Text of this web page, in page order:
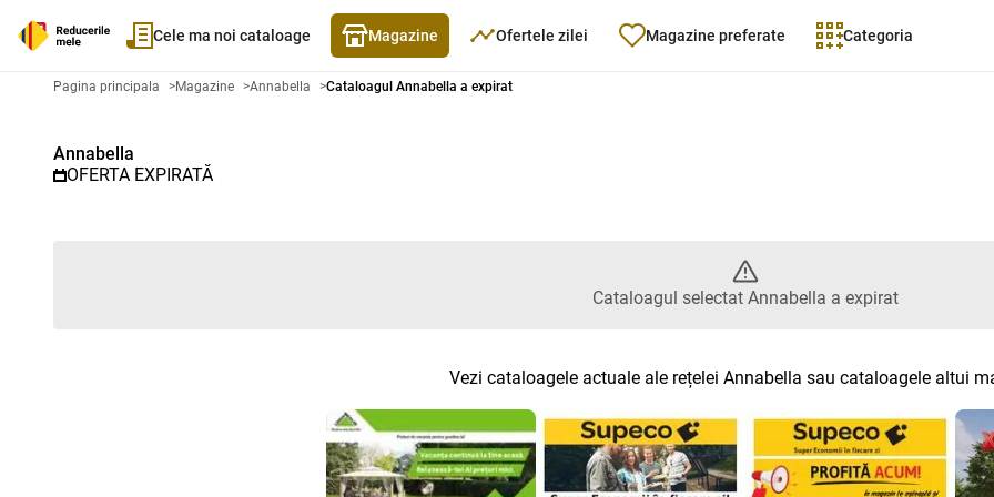
Cele ma noi cataloage Magazine Ofertele zilei Magazine preferate Categoria
Catalog promoțional Annabella - Catalogul selectat Annabella a
Pagina principala >Magazine >Annabella >Cataloagul Annabella a expirat
Annabella
OFERTA EXPIRATĂ
Cataloagul selectat Annabella a expirat
Vezi cataloagele actuale ale rețelei Annabella sau cataloagele altui